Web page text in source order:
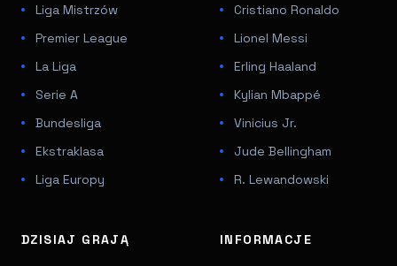
Liga Mistrzów
Premier League
La Liga
Serie A
Bundesliga
Ekstraklasa
Liga Europy
Cristiano Ronaldo
Lionel Messi
Erling Haaland
Kylian Mbappé
Vinicius Jr.
Jude Bellingham
R. Lewandowski
DZISIAJ GRAJĄ INFORMACJE